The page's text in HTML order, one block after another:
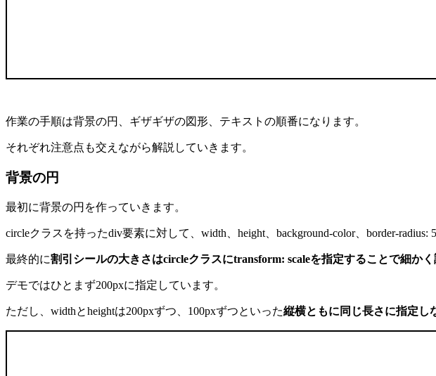
作業の手順は背景の円、ギザギザの図形、テキストの順番になります。
それぞれ注意点も交えながら解説していきます。
背景の円
最初に背景の円を作っていきます。
circleクラスを持ったdiv要素に対して、width、height、background-color、border-radius:
最終的に割引シールの大きさはcircleクラスにtransform: scaleを指定することで細か
デモではひとまず200pxに指定しています。
ただし、widthとheightは200pxずつ、100pxずつといった縦横ともに同じ長さに指定し